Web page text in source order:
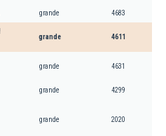
grande 4683
grande 4611
grande 4631
grande 4299
grande 2020